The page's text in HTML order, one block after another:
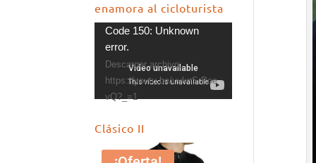
enamora al cicloturista
Reproductor
de
vídeo
Code 150: Unknown
error.
Descargar archivo:
https://youtu.be/uuknSrPoe
vQ?_=1
Clásico II